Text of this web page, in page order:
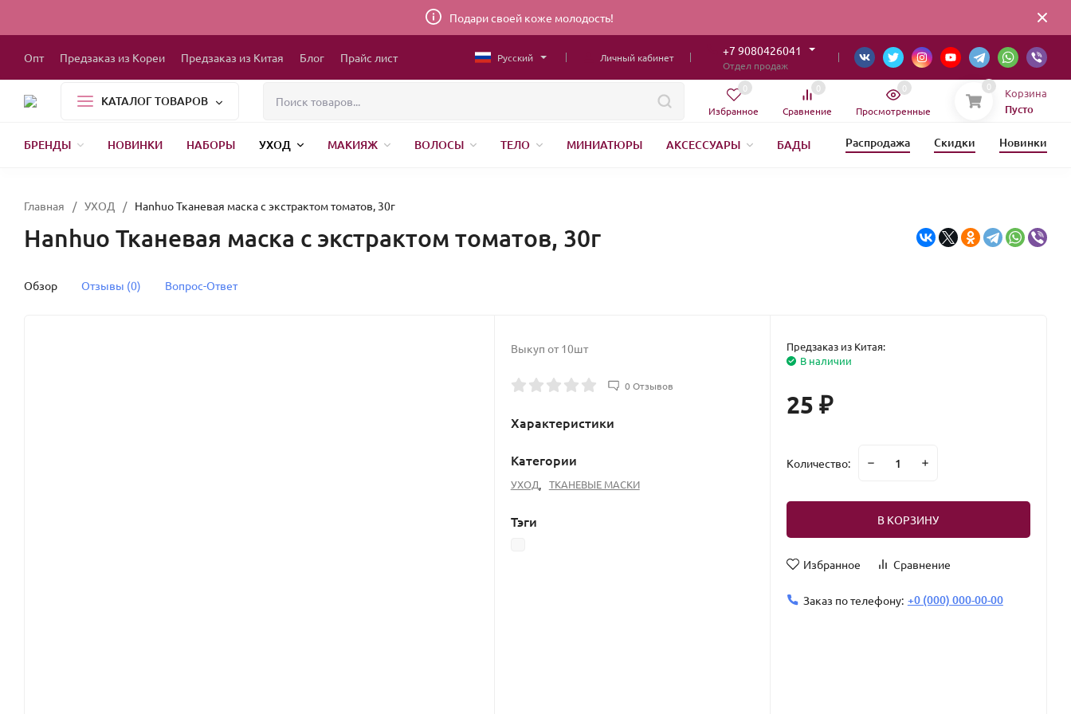
Подари своей коже молодость!
Опт Предзаказ из Кореи Предзаказ из Китая Блог Прайс лист Русский Личный кабинет +7 9080426041
Отдел продаж
КАТАЛОГ ТОВАРОВ
Избранное
0
Сравнение
0
Просмотренные
0 0 Корзина
Пусто
БРЕНДЫ НОВИНКИ НАБОРЫ УХОД МАКИЯЖ ВОЛОСЫ ТЕЛО МИНИАТЮРЫ АКСЕССУАРЫ
БАДЫ
Распродажа Скидки Новинки
Главная / УХОД / Hanhuo Тканевая маска с экстрактом томатов, 30г
Hanhuo Тканевая маска с экстрактом томатов, 30г
Обзор Отзывы (0) Вопрос-Ответ
Выкуп от 10шт
0 Отзывов
Характеристики
Категории
УХОД, ТКАНЕВЫЕ МАСКИ
Тэги
Предзаказ из Китая:
В наличии
25 ₽
Количество:
В КОРЗИНУ
Избранное Сравнение
Заказ по телефону: +0 (000) 000-00-00